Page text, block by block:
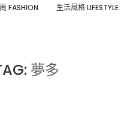
FASHION ⽣活風格 LIFESTYLE
夢多